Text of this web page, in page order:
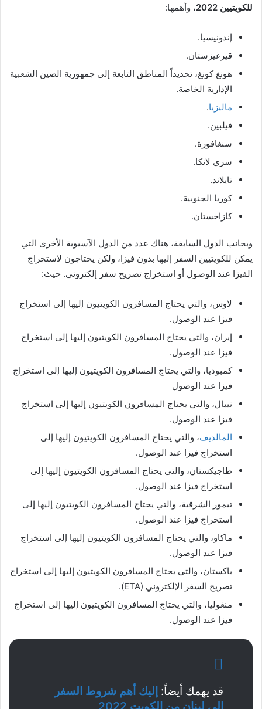
للكويتيين 2022 ، وأهمها:
إندونيسيا.
قيرغيزستان.
هونغ كونغ، تحديداً المناطق التابعة إلى جمهورية الصين الشعبية
الإدارية الخاصة.
ماليزيا.
فيلبين.
سنغافورة.
سري لانكا.
تايلاند.
كوريا الجنوبية.
كازاخستان.
وبجانب الدول السابقة، هناك عدد من الدول الآسيوية الأخرى التي
يمكن للكويتيين السفر إليها بدون فيزا، ولكن يحتاجون لاستخراج
الفيزا عند الوصول أو استخراج تصريح سفر إلكتروني. حيث:
لاوس، والتي يحتاج المسافرون الكويتيون إليها إلى استخراج
فيزا عند الوصول.
إيران، والتي يحتاج المسافرون الكويتيون إليها إلى استخراج
فيزا عند الوصول.
كمبوديا، والتي يحتاج المسافرون الكويتيون إليها إلى استخراج
فيزا عند الوصول
نيبال، والتي يحتاج المسافرون الكويتيون إليها إلى استخراج
فيزا عند الوصول.
المالديف، والتي يحتاج المسافرون الكويتيون إليها إلى
استخراج فيزا عند الوصول.
طاجيكستان، والتي يحتاج المسافرون الكويتيون إليها إلى
استخراج فيزا عند الوصول.
تيمور الشرقية، والتي يحتاج المسافرون الكويتيون إليها إلى
استخراج فيزا عند الوصول.
ماكاو، والتي يحتاج المسافرون الكويتيون إليها إلى استخراج
فيزا عند الوصول.
باكستان، والتي يحتاج المسافرون الكويتيون إليها إلى استخراج
تصريح السفر الإلكتروني (ETA).
منغوليا، والتي يحتاج المسافرون الكويتيون إليها إلى استخراج
فيزا عند الوصول.
قد يهمك أيضاً: إليك أهم شروط السفر